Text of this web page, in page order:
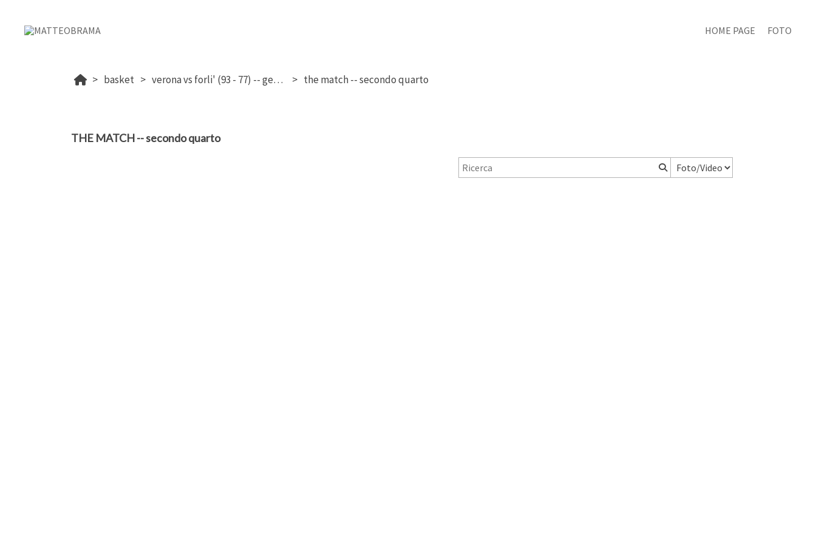
HOME PAGE FOTO
basket verona vs forli' (93 - 77) -- gennaio 2025 the match -- secondo quarto
THE MATCH -- secondo quarto